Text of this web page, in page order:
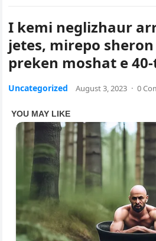
I kemi neglizhaur
jetes, mirepo
preken moshat e
Uncategorized August 3, 2023 · 0